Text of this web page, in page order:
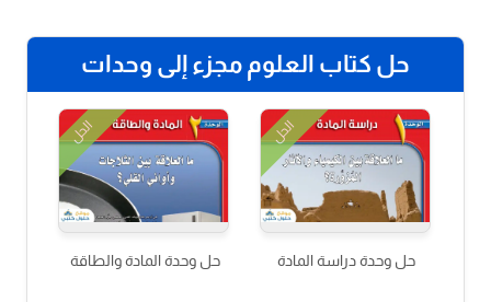
حل كتاب العلوم مجزء إلى وحدات
الحل
حل وحدة دراسة المادة
الحل
حل وحدة المادة والطاقة